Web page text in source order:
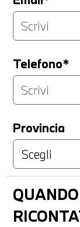
Telefono*
Provincia